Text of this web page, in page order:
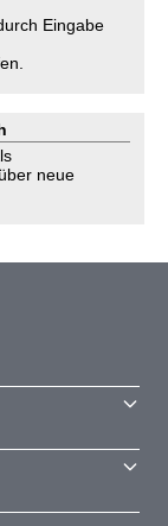
Eingabe
neue